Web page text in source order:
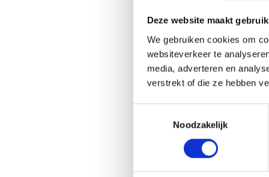
Deze website maakt
We gebruiken cookies om
websiteverkeer te
media, adverteren en
verstrekt of die ze hebben
Noodzakelijk